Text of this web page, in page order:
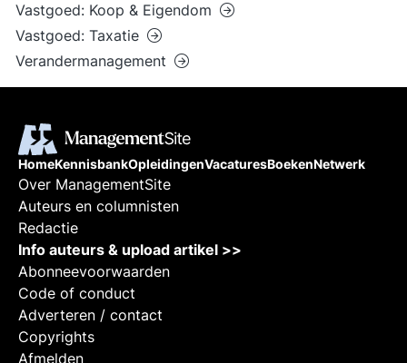
Vastgoed: Koop & Eigendom
Vastgoed: Taxatie
Verandermanagement
HomeKennisbankOpleidingenVacaturesBoekenNetwerk
Over ManagementSite
Auteurs en columnisten
Redactie
Info auteurs & upload artikel >>
Abonneevoorwaarden
Code of conduct
Adverteren / contact
Copyrights
Afmelden